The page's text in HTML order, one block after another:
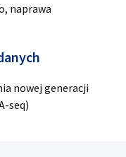
naprawa
nowej generacji
seq)